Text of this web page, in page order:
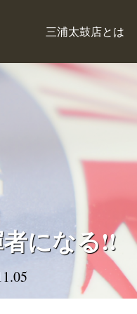
三浦太鼓店とは
になる!!